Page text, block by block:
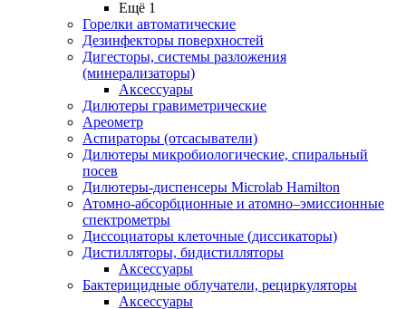
Ещё 1
Горелки автоматические
Дезинфекторы поверхностей
Дигесторы, системы разложения
(минерализаторы)
Аксессуары
Дилютеры гравиметрические
Ареометр
Аспираторы (отсасыватели)
Дилютеры микробиологические, спиральный
посев
Дилютеры-диспенсеры Microlab Hamilton
Атомно-абсорбционные и атомно–эмиссионные
спектрометры
Диссоциаторы клеточные (диссикаторы)
Дистилляторы, бидистилляторы
Аксессуары
Бактерицидные облучатели, рециркуляторы
Аксессуары